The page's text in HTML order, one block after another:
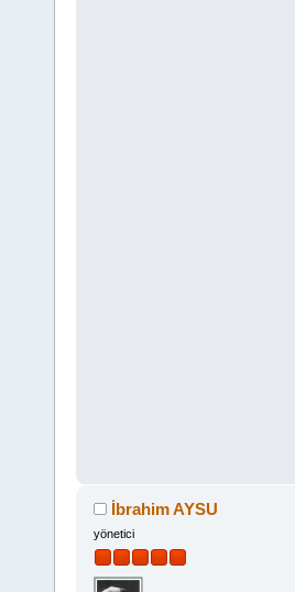
İbrahim AYSU
yönetici